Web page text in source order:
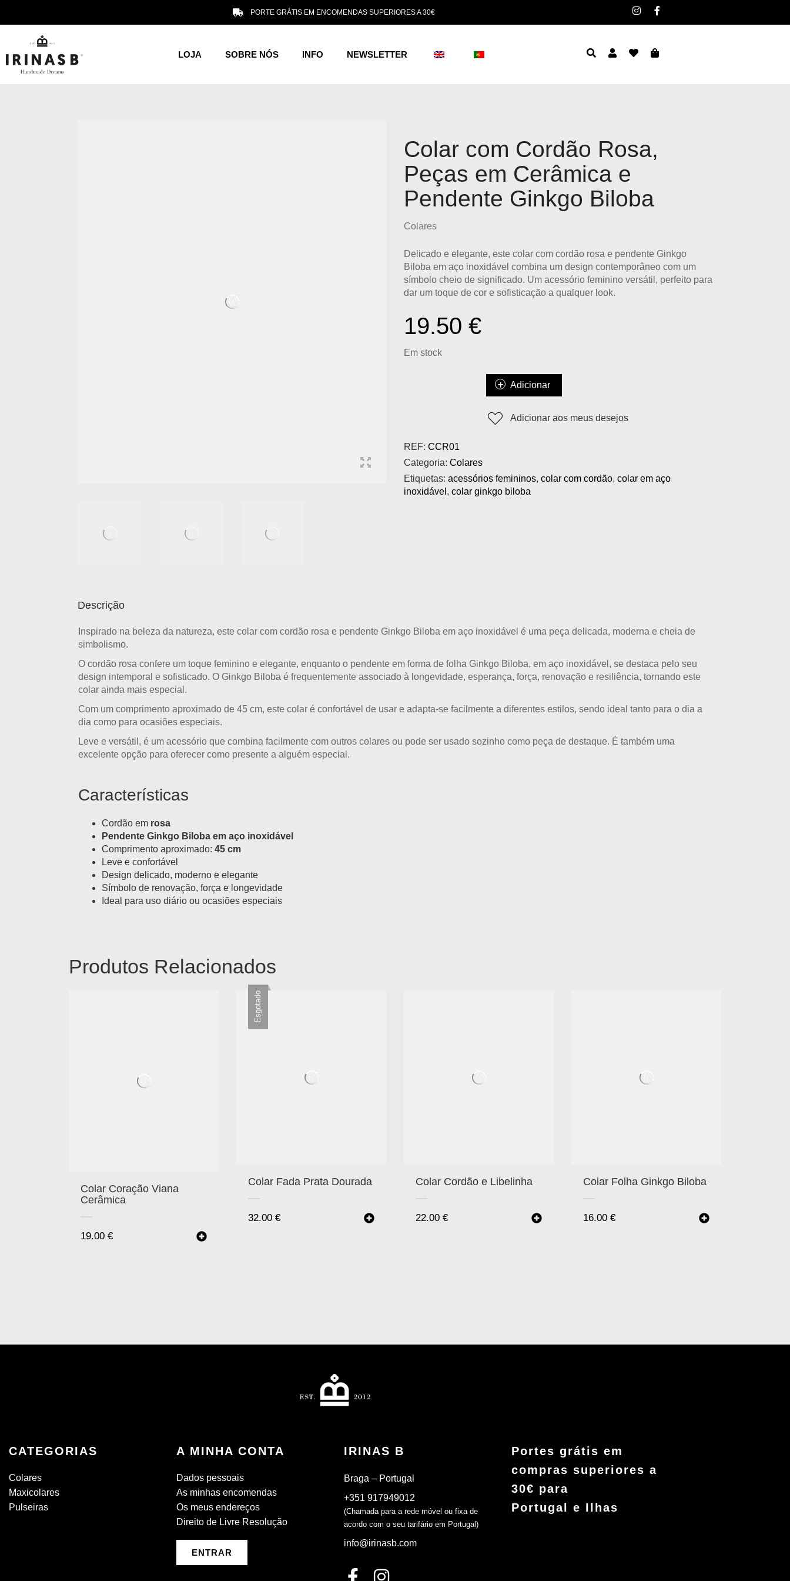
PORTE GRÁTIS EM ENCOMENDAS SUPERIORES A 30€
LOJA SOBRE NÓS INFO NEWSLETTER
Colar com Cordão Rosa,
Peças em Cerâmica e
Pendente Ginkgo Biloba
Colares
Delicado e elegante, este colar com cordão rosa e pendente Ginkgo
Biloba em aço inoxidável combina um design contemporâneo com um
símbolo cheio de significado. Um acessório feminino versátil, perfeito para
dar um toque de cor e sofisticação a qualquer look.
19.50 €
Em stock
Adicionar
Adicionar aos meus desejos
REF: CCR01
Categoria: Colares
Etiquetas: acessórios femininos, colar com cordão, colar em aço
inoxidável , colar ginkgo biloba
Descrição
Inspirado na beleza da natureza, este colar com cordão rosa e pendente Ginkgo Biloba em aço inoxidável é uma peça delicada, moderna e cheia de
simbolismo.
O cordão rosa confere um toque feminino e elegante, enquanto o pendente em forma de folha Ginkgo Biloba, em aço inoxidável, se destaca pelo seu
design intemporal e sofisticado. O Ginkgo Biloba é frequentemente associado à longevidade, esperança, força, renovação e resiliência, tornando este
colar ainda mais especial.
Com um comprimento aproximado de 45 cm, este colar é confortável de usar e adapta-se facilmente a diferentes estilos, sendo ideal tanto para o dia a
dia como para ocasiões especiais.
Leve e versátil, é um acessório que combina facilmente com outros colares ou pode ser usado sozinho como peça de destaque. É também uma
excelente opção para oferecer como presente a alguém especial.
Características
Cordão em rosa
Pendente Ginkgo Biloba em aço inoxidável
Comprimento aproximado: 45 cm
Leve e confortável
Design delicado, moderno e elegante
Símbolo de renovação, força e longevidade
Ideal para uso diário ou ocasiões especiais
Produtos Relacionados
Colar Coração Viana
Cerâmica
19.00 €
Esgotado
Colar Fada Prata Dourada
32.00 €
Colar Cordão e Libelinha
22.00 €
Colar Folha Ginkgo Biloba
16.00 €
CATEGORIAS
Colares
Maxicolares
Pulseiras
A MINHA CONTA
Dados pessoais
As minhas encomendas
Os meus endereços
Direito de Livre Resolução
ENTRAR
IRINAS B
Braga – Portugal
+351 917949012
(Chamada para a rede móvel ou fixa de
acordo com o seu tarifário em Portugal)
info@irinasb.com
Portes grátis em
compras superiores a
30€ para
Portugal e Ilhas